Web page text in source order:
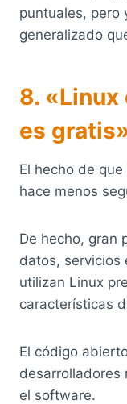
puntuales, pero
generalizado
8. «Linux
es
El hecho de
hace menos
De hecho, gran
datos, servicios
utilizan Linux
características
El código
desarrolladores
el software.